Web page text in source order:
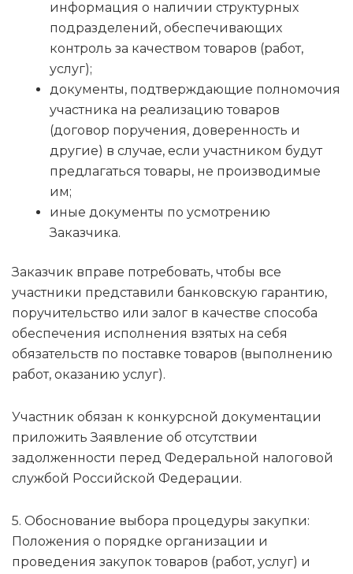
информация о наличии структурных
подразделений, обеспечивающих
контроль за качеством товаров (работ,
услуг);
документы, подтверждающие полномочия
участника на реализацию товаров
(договор поручения, доверенность и
другие) в случае, если участником будут
предлагаться товары, не производимые
им;
иные документы по усмотрению
Заказчика.
Заказчик вправе потребовать, чтобы все
участники представили банковскую гарантию,
поручительство или залог в качестве способа
обеспечения исполнения взятых на себя
обязательств по поставке товаров (выполнению
работ, оказанию услуг).
Участник обязан к конкурсной документации
приложить Заявление об отсутствии
задолженности перед Федеральной налоговой
службой Российской Федерации.
5. Обоснование выбора процедуры закупки:
Положения о порядке организации и
проведения закупок товаров (работ, услуг) и